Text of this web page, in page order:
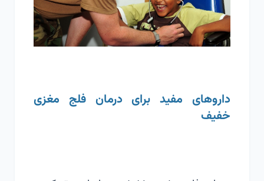
داروهای مفید برای درمان فلج مغزی
خفیف